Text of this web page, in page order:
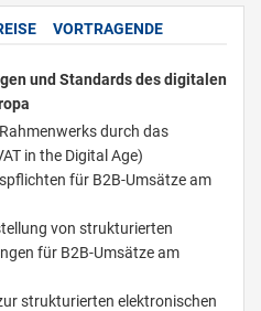
VORTRAGENDE
und Standards des digitalen
durch das
in the Digital Age)
für B2B-Umsätze am
von strukturierten
für B2B-Umsätze am
strukturierten elektronischen